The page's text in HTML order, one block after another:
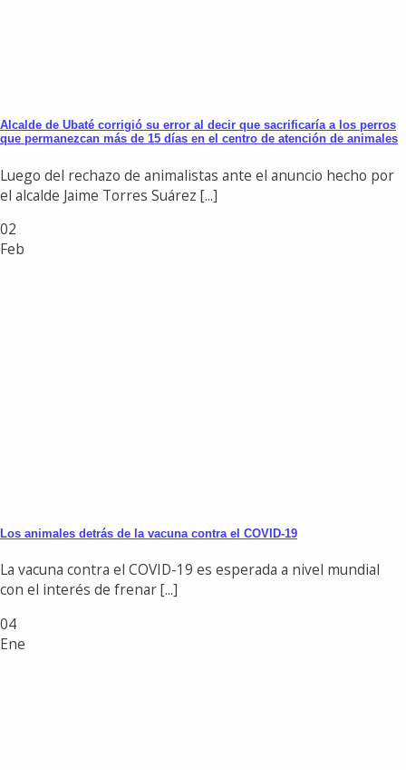
Alcalde de Ubaté corrigió su error al decir que sacrificaría a los perros
que permanezcan más de 15 días en el centro de atención de animales
Luego del rechazo de animalistas ante el anuncio hecho por
el alcalde Jaime Torres Suárez [...]
02
Feb
Los animales detrás de la vacuna contra el COVID-19
La vacuna contra el COVID-19 es esperada a nivel mundial
con el interés de frenar [...]
04
Ene